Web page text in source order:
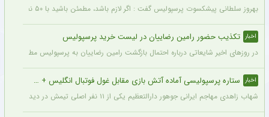
بهروز سلطانی پیشکسوت پرسپولیس گفت : اگر لازم باشد، مطمئن باشید با ۵۰ نفر از پیشکسوتان پرسپولیس مقابل ساختمان این باشگاه تجمع خواهیم کرد و خواهان برخورد جدی و عزل محسن خلیلی خواهیم شد. اصلاً این آقا بازیکن سایپا است نه پیشکسوت پرسپولیس.
اخبار تکذیب حضور رامین رضاییان در لیست خرید پرسپولیس
در روزهای اخیر شایعاتی درباره احتمال بازگشت رامین رضاییان به پرسپولیس مطرح
اخبار ستاره پرسپولیسی آماده آتش بازی مقابل غول فوتبال انگلیس + جزئیات
شهاب زاهدی مهاجم ایرانی جوهور دارالتعظیم یکی از ۱۱ نفر اصلی تیمش در دیدار تدارکاتی برابر چلسی است.